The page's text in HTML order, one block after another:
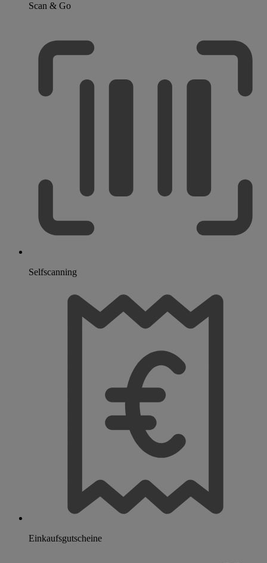
Scan & Go
Selfscanning
Einkaufsgutscheine